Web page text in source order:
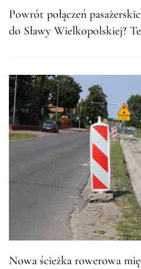
Powrót połączeń
do Sławy Wielkopolskiej?
Nowa ścieżka rowerowa